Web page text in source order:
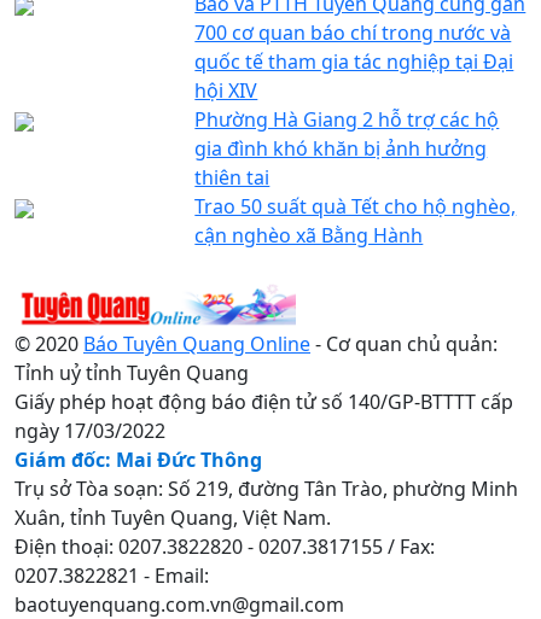
700 cơ quan báo chí trong nước và
quốc tế tham gia tác nghiệp tại Đại
hội XIV
Phường Hà Giang 2 hỗ trợ các hộ
gia đình khó khăn bị ảnh hưởng
thiên tai
Trao 50 suất quà Tết cho hộ nghèo,
cận nghèo xã Bằng Hành
© 2020 Báo Tuyên Quang Online- Cơ quan chủ quản:
Tỉnh uỷ tỉnh Tuyên Quang
Giấy phép hoạt động báo điện tử số 140/GP-BTTTT cấp
ngày 17/03/2022
Giám đốc: Mai Đức Thông
Trụ sở Tòa soạn: Số 219, đường Tân Trào, phường Minh
Xuân, tỉnh Tuyên Quang, Việt Nam.
Điện thoại: 0207.3822820 - 0207.3817155 / Fax:
0207.3822821 - Email:
baotuyenquang.com.vn@gmail.com